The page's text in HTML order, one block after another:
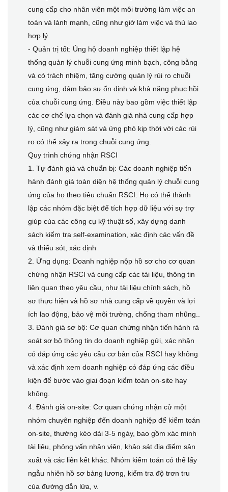
cung cấp cho nhân viên một môi trường làm việc an
toàn và lành mạnh, cũng như giờ làm việc và thù lao
hợp lý.
- Quản trị tốt: Ủng hộ doanh nghiệp thiết lập hệ
thống quản lý chuỗi cung ứng minh bạch, công bằng
và có trách nhiệm, tăng cường quản lý rủi ro chuỗi
cung ứng, đảm bảo sự ổn định và khả năng phục hồi
của chuỗi cung ứng. Điều này bao gồm việc thiết lập
các cơ chế lựa chọn và đánh giá nhà cung cấp hợp
lý, cũng như giám sát và ứng phó kịp thời với các rủi
ro có thể xảy ra trong chuỗi cung ứng.
Quy trình chứng nhận RSCI
1. Tự đánh giá và chuẩn bị: Các doanh nghiệp tiến
hành đánh giá toàn diện hệ thống quản lý chuỗi cung
ứng của họ theo tiêu chuẩn RSCI. Họ có thể thành
lập các nhóm đặc biệt để tích hợp dữ liệu với sự trợ
giúp của các công cụ kỹ thuật số, xây dựng danh
sách kiểm tra self-examination, xác định các vấn đề
và thiếu sót, xác định
2. Ứng dụng: Doanh nghiệp nộp hồ sơ cho cơ quan
chứng nhận RSCI và cung cấp các tài liệu, thông tin
liên quan theo yêu cầu, như tài liệu chính sách, hồ
sơ thực hiện và hồ sơ nhà cung cấp về quyền và lợi
ích lao động, bảo vệ môi trường, chống tham nhũng..
3. Đánh giá sơ bộ: Cơ quan chứng nhận tiến hành rà
soát sơ bộ thông tin do doanh nghiệp gửi, xác nhận
có đáp ứng các yêu cầu cơ bản của RSCI hay không
và xác định xem doanh nghiệp có đáp ứng các điều
kiện để bước vào giai đoạn kiểm toán on-site hay
không.
4. Đánh giá on-site: Cơ quan chứng nhận cử một
nhóm chuyên nghiệp đến doanh nghiệp để kiểm toán
on-site, thường kéo dài 3-5 ngày, bao gồm xác minh
tài liệu, phỏng vấn nhân viên, khảo sát địa điểm sản
xuất và các liên kết khác. Nhóm kiểm toán có thể lấy
ngẫu nhiên hồ sơ bảng lương, kiểm tra độ trơn tru
của đường dẫn lửa, v.